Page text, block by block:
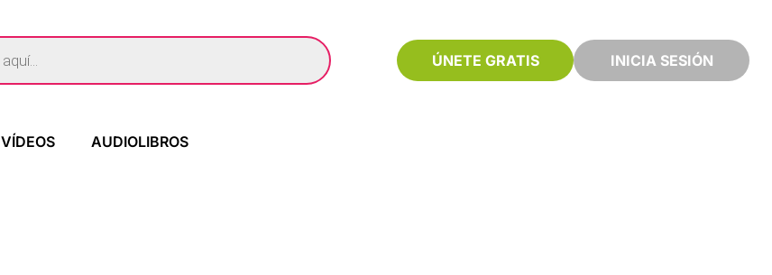
ÚNETE GRATIS INICIA SESIÓN
VÍDEOS AUDIOLIBROS